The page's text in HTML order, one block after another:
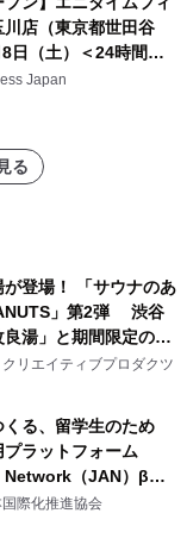
川店（東京都世田谷
日（土）＜24時間年
ネスジム＞
Japan
る
が登場！ 「サウナのあ
」第2弾 渋谷
湯」と期間限定のコ
サウナイキタイコラ
定！
リエイティブプロダクツ
る、留学生のため
ラットフォーム
（JAN）β版
際化推進協会